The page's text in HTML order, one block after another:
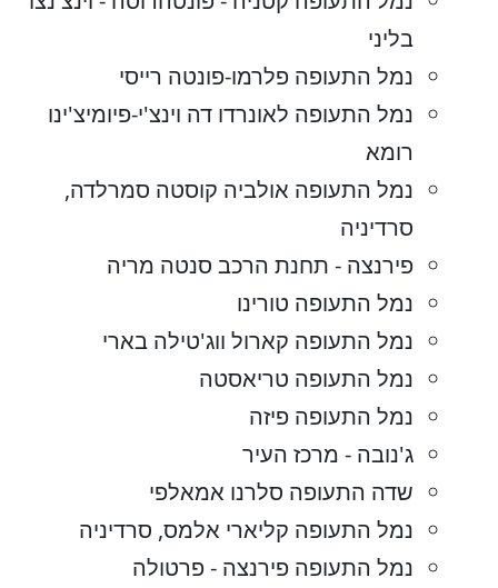
בליני
נמל התעופה פלרמו-פונטה רייסי
נמל התעופה לאונרדו דה וינצ'י-פיומיצ'ינו
רומא
נמל התעופה אולביה קוסטה סמרלדה,
סרדיניה
פירנצה - תחנת הרכב סנטה מריה
נמל התעופה טורינו
נמל התעופה קארול ווג'טילה בארי
נמל התעופה טריאסטה
נמל התעופה פיזה
ג'נובה - מרכז העיר
שדה התעופה סלרנו אמאלפי
נמל התעופה קליארי אלמס, סרדיניה
נמל התעופה פירנצה - פרטולה